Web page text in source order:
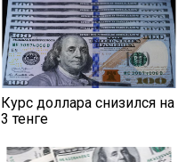
Курс доллара снизился на
3 тенге